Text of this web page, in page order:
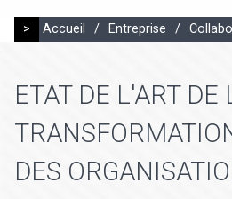
> Accueil / Entreprise /
ETAT DE L'ART DE
DES